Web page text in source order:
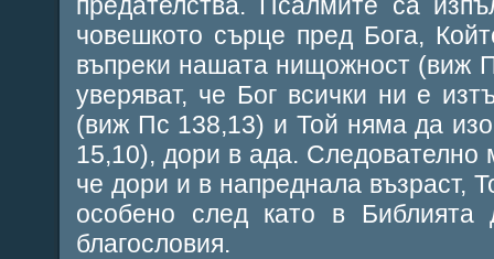
човешкото сърце пред Бога,
въпреки нашата нищожност (виж
уверяват, че Бог всички ни е
(виж Пс 138,13) и Той няма да
15,10), дори в ада.
че дори и в напреднала възраст,
особено след като в
благословия.